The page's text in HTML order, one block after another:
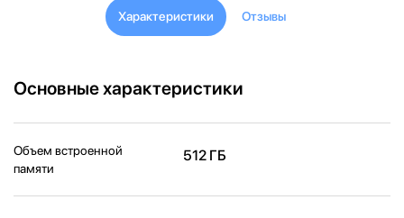
Характеристики Отзывы
Основные характеристики
Объем встроенной
памяти
512 ГБ